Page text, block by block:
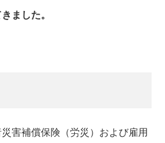
ました。
害補償保険（労災）および雇用